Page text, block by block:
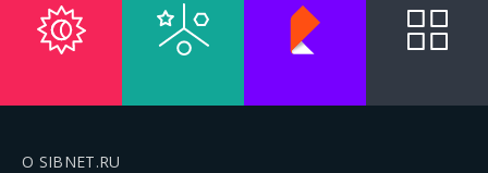
О SIBNET.RU